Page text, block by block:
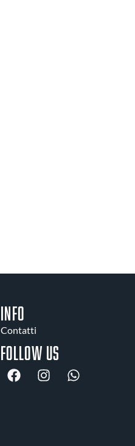
INFO
Contatti
Follow us